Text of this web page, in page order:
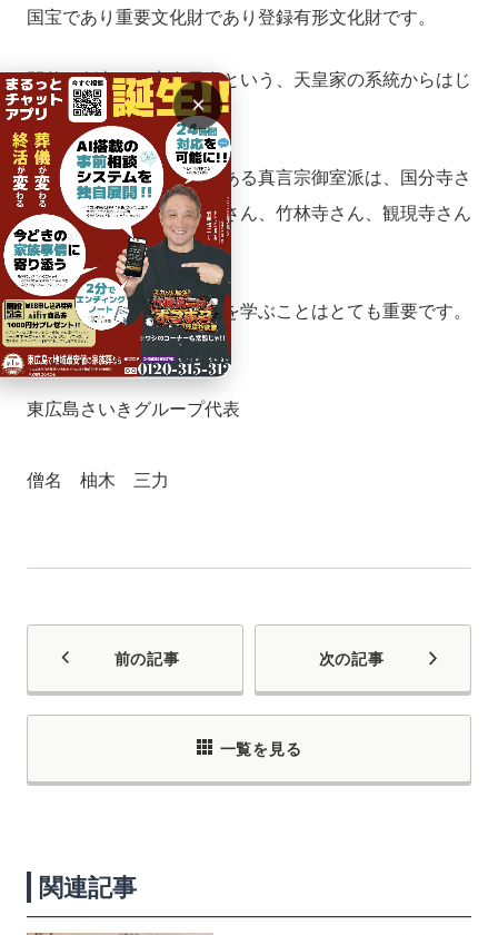
国宝であり重要文化財であり登録有形文化財です。
開基（創立）は宇多天皇という、天皇家の系統からはじ
まった寺院です。
ちなみに東広島市に現在ある真言宗御室派は、国分寺さ
ん、並瀧寺さん、福成寺さん、竹林寺さん、観現寺さん
です。ほとんどですね。
宗旨・宗派を超えて仏教を学ぶことはとても重要です。
東広島さいきグループ代表
僧名 柚木 三力
前の記事 次の記事
一覧を見る
関連記事
×